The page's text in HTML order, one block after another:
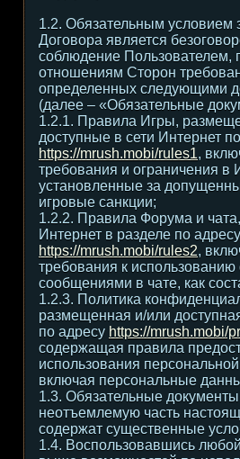
1.2. Обязательным условием
Договора является
соблюдение Пользователем,
отношениям Сторон
определенных следующими
(далее – «Обязательные
1.2.1. Правила Игры,
доступные в сети Интернет
https://mrush.mobi/rules1,
требования и ограничения в
установленные за
игровые санкции;
1.2.2. Правила Форума и
Интернет в разделе по
https://mrush.mobi/rules2,
требования к
сообщениями в чате, как
1.2.3. Политика
размещенная и/или
по адресу https://mrush.mobi/
содержащая правила
использования
включая персональные
1.3. Обязательные
неотъемлемую часть
содержат существенные
1.4. Воспользовавшись